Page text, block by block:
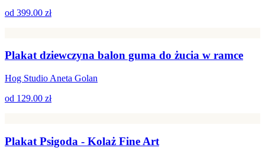
od 399.00 zł
Plakat dziewczyna balon guma do żucia w ramce
Hog Studio Aneta Golan
od 129.00 zł
Plakat Psigoda - Kolaż Fine Art